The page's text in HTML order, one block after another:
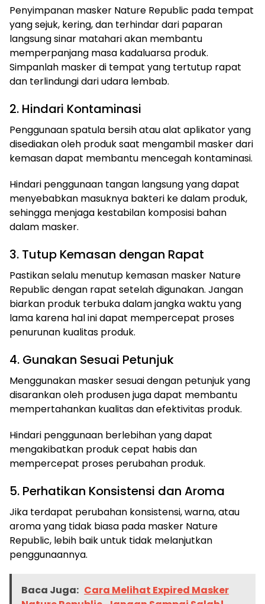
Penyimpanan masker Nature Republic pada tempat
yang sejuk, kering, dan terhindar dari paparan
langsung sinar matahari akan membantu
memperpanjang masa kadaluarsa produk.
Simpanlah masker di tempat yang tertutup rapat
dan terlindungi dari udara lembab.
2. Hindari Kontaminasi
Penggunaan spatula bersih atau alat aplikator yang
disediakan oleh produk saat mengambil masker dari
kemasan dapat membantu mencegah kontaminasi.
Hindari penggunaan tangan langsung yang dapat
menyebabkan masuknya bakteri ke dalam produk,
sehingga menjaga kestabilan komposisi bahan
dalam masker.
3. Tutup Kemasan dengan Rapat
Pastikan selalu menutup kemasan masker Nature
Republic dengan rapat setelah digunakan. Jangan
biarkan produk terbuka dalam jangka waktu yang
lama karena hal ini dapat mempercepat proses
penurunan kualitas produk.
4. Gunakan Sesuai Petunjuk
Menggunakan masker sesuai dengan petunjuk yang
disarankan oleh produsen juga dapat membantu
mempertahankan kualitas dan efektivitas produk.
Hindari penggunaan berlebihan yang dapat
mengakibatkan produk cepat habis dan
mempercepat proses perubahan produk.
5. Perhatikan Konsistensi dan Aroma
Jika terdapat perubahan konsistensi, warna, atau
aroma yang tidak biasa pada masker Nature
Republic, lebih baik untuk tidak melanjutkan
penggunaannya.
Baca Juga: Cara Melihat Expired Masker